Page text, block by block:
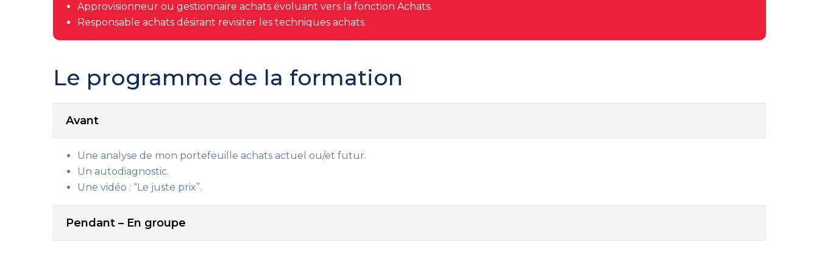
Approvisionneur ou gestionnaire achats évoluant vers la fonction Achats.
Responsable achats désirant revisiter les techniques achats.
Le programme de la formation
Avant
Une analyse de mon portefeuille achats actuel ou/et futur.
Un autodiagnostic.
Une vidéo : “Le juste prix”.
Pendant – En groupe